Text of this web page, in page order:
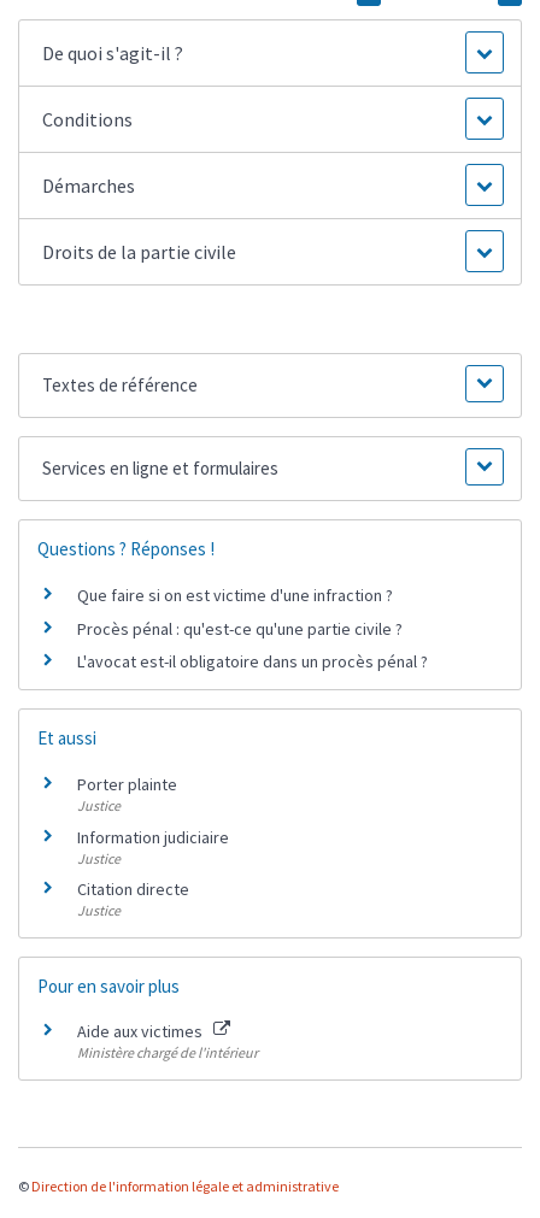
De quoi s'agit-il ?
Conditions
Démarches
Droits de la partie civile
Textes de référence
Services en ligne et formulaires
Questions ? Réponses !
Que faire si on est victime d'une infraction ?
Procès pénal : qu'est-ce qu'une partie civile ?
L'avocat est-il obligatoire dans un procès pénal ?
Et aussi
Porter plainte
Justice
Information judiciaire
Justice
Citation directe
Justice
Pour en savoir plus
Aide aux victimes
Ministère chargé de l'intérieur
© Direction de l'information légale et administrative